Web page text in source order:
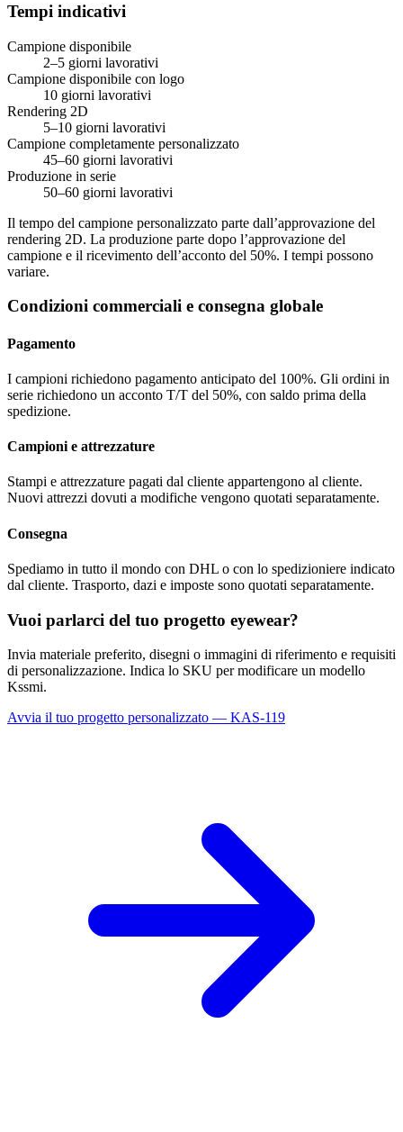
Tempi indicativi
Campione disponibile
2–5 giorni lavorativi
Campione disponibile con logo
10 giorni lavorativi
Rendering 2D
5–10 giorni lavorativi
Campione completamente personalizzato
45–60 giorni lavorativi
Produzione in serie
50–60 giorni lavorativi
Il tempo del campione personalizzato parte dall’approvazione del
rendering 2D. La produzione parte dopo l’approvazione del
campione e il ricevimento dell’acconto del 50%. I tempi possono
variare.
Condizioni commerciali e consegna globale
Pagamento
I campioni richiedono pagamento anticipato del 100%. Gli ordini in
serie richiedono un acconto T/T del 50%, con saldo prima della
spedizione.
Campioni e attrezzature
Stampi e attrezzature pagati dal cliente appartengono al cliente.
Nuovi attrezzi dovuti a modifiche vengono quotati separatamente.
Consegna
Spediamo in tutto il mondo con DHL o con lo spedizioniere indicato
dal cliente. Trasporto, dazi e imposte sono quotati separatamente.
Vuoi parlarci del tuo progetto eyewear?
Invia materiale preferito, disegni o immagini di riferimento e requisiti
di personalizzazione. Indica lo SKU per modificare un modello
Kssmi.
Avvia il tuo progetto personalizzato — KAS-119